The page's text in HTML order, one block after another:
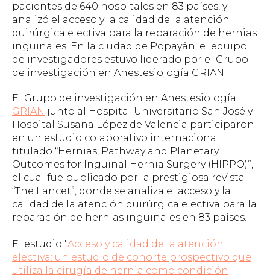
pacientes de 640 hospitales en 83 países, y
analizó el acceso y la calidad de la atención
quirúrgica electiva para la reparación de hernias
inguinales. En la ciudad de Popayán, el equipo
de investigadores estuvo liderado por el Grupo
de investigación en Anestesiología GRIAN.
El Grupo de investigación en Anestesiología
GRIAN junto al Hospital Universitario San José y
Hospital Susana López de Valencia participaron
en un estudio colaborativo internacional
titulado “Hernias, Pathway and Planetary
Outcomes for Inguinal Hernia Surgery (HIPPO)”,
el cual fue publicado por la prestigiosa revista
“The Lancet”, donde se analiza el acceso y la
calidad de la atención quirúrgica electiva para la
reparación de hernias inguinales en 83 países.
El estudio "Acceso y calidad de la atención
electiva: un estudio de cohorte prospectivo que
utiliza la cirugía de hernia como condición